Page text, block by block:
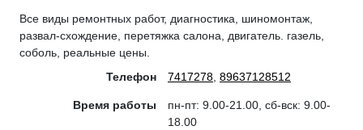
Все виды ремонтных работ, диагностика, шиномонтаж,
развал-схождение, перетяжка салона, двигатель. газель,
соболь, реальные цены.
Телефон
7417278, 89637128512
Время работы
пн-пт: 9.00-21.00, сб-вск: 9.00-
18.00